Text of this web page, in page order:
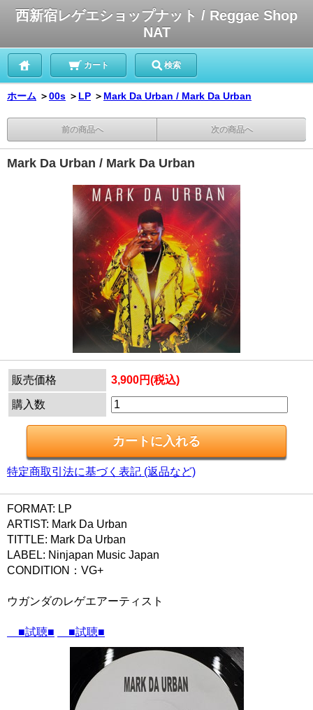
西新宿レゲエショップナット / Reggae Shop
NAT
カート 検索
ホーム ＞00s ＞ LP ＞ Mark Da Urban / Mark Da Urban
前の商品へ 次の商品へ
Mark Da Urban / Mark Da Urban
販売価格 3,900円(税込)
購入数
特定商取引法に基づく表記 (返品など)
FORMAT: LP
ARTIST: Mark Da Urban
TITTLE: Mark Da Urban
LABEL: Ninjapan Music Japan
CONDITION：VG+
ウガンダのレゲエアーティスト
■試聴■ ■試聴■